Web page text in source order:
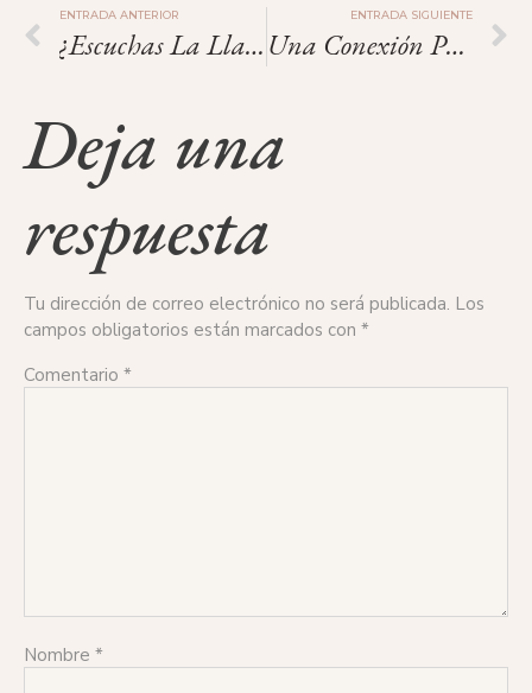
ENTRADA ANTERIOR
¿Escuchas La Llamada De La Vida?
ENTRADA SIGUIENTE
Una Conexión Profunda De Amor.
Deja una
respuesta
Tu dirección de correo electrónico no será publicada. Los
campos obligatorios están marcados con *
Comentario *
Nombre *